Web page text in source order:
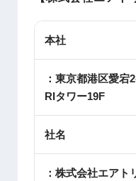
本社
：東京都港区愛宕
RIタ
社名
：株式会社エアト